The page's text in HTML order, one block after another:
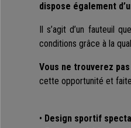
dispose également
Il s’agit d’un fauteuil
conditions grâce à la
Vous ne trouverez
cette opportunité et
• Design sportif